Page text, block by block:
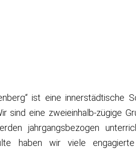
ist eine innerstädtische
sind eine zweieinhalb-zügige
jahrgangsbezogen
haben wir viele